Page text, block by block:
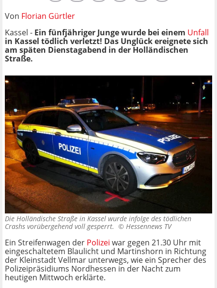
Von Florian Gürtler
Kassel - Ein fünfjähriger Junge wurde bei einem Unfall
in Kassel tödlich verletzt! Das Unglück ereignete sich
am späten Dienstagabend in der Holländischen
Straße.
Die Holländische Straße in Kassel wurde infolge des tödlichen
Crashs vorübergehend voll gesperrt. © Hessennews TV
Ein Streifenwagen der Polizei war gegen 21.30 Uhr mit
eingeschaltetem Blaulicht und Martinshorn in Richtung
der Kleinstadt Vellmar unterwegs, wie ein Sprecher des
Polizeipräsidiums Nordhessen in der Nacht zum
heutigen Mittwoch erklärte.